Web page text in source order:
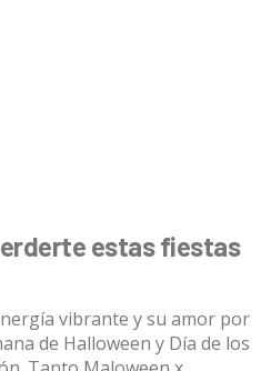
estas fiestas
vibrante y su amor por
de Halloween y Día de los